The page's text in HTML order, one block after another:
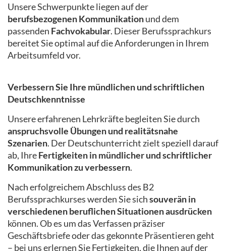
Unsere Schwerpunkte liegen auf der
berufsbezogenen Kommunikationund dem
passenden Fachvokabular. Dieser Berufssprachkurs
bereitet Sie optimal auf die Anforderungen in Ihrem
Arbeitsumfeld vor.
Verbessern Sie Ihre mündlichen und schriftlichen
Deutschkenntnisse
Unsere erfahrenen Lehrkräfte begleiten Sie durch
anspruchsvolle Übungen und realitätsnahe
Szenarien. Der Deutschunterricht zielt speziell darauf
ab, IhreFertigkeiten in mündlicher und schriftlicher
Kommunikation zu verbessern.
Nach erfolgreichem Abschluss des B2
Berufssprachkurses werden Sie sichsouverän in
verschiedenen beruflichen Situationen ausdrücken
können. Ob es um das Verfassen präziser
Geschäftsbriefe oder das gekonnte Präsentieren geht
– bei uns erlernen Sie Fertigkeiten, die Ihnen auf der